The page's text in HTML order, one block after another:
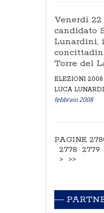
Venerdì
candidato
Lunardini,
Torre del
ELEZIONI
LUCA
febbraio 2008
PAGINE
2778 2779
> >>